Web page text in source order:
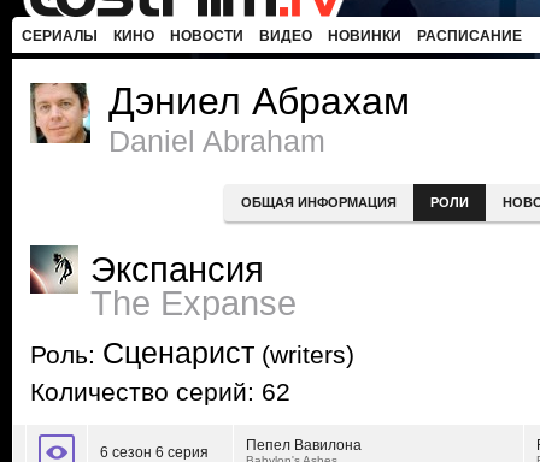
СЕРИАЛЫ КИНО НОВОСТИ ВИДЕО НОВИНКИ РАСПИСАНИЕ
Дэниел Абрахам
Daniel Abraham
ОБЩАЯ ИНФОРМАЦИЯ РОЛИ
Экспансия
The Expanse
Роль: Сценарист (writers)
Количество серий: 62
6 сезон 6 серия Пепел Вавилона